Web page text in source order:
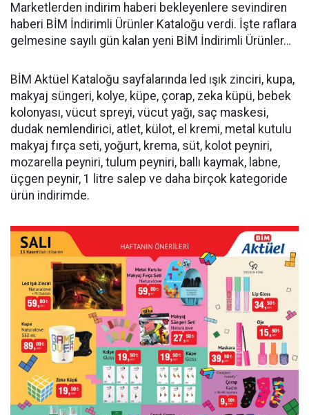
Marketlerden indirim haberi bekleyenlere sevindiren
haberi BİM İndirimli Ürünler Kataloğu verdi. İşte raflara
gelmesine sayılı gün kalan yeni BİM İndirimli Ürünler…
BİM Aktüel Kataloğu sayfalarında led ışık zinciri, kupa,
makyaj süngeri, kolye, küpe, çorap, zeka küpü, bebek
kolonyası, vücut spreyi, vücut yağı, saç maskesi,
dudak nemlendirici, atlet, külot, el kremi, metal kutulu
makyaj fırça seti, yoğurt, krema, süt, kolot peyniri,
mozarella peyniri, tulum peyniri, ballı kaymak, labne,
üçgen peynir, 1 litre salep ve daha birçok kategoride
ürün indirimde.